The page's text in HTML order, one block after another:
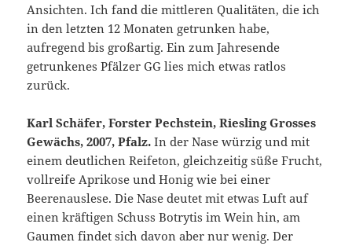
Ansichten. Ich fand die mittleren Qualitäten, die ich
in den letzten 12 Monaten getrunken habe,
aufregend bis großartig. Ein zum Jahresende
getrunkenes Pfälzer GG lies mich etwas ratlos
zurück.
Karl Schäfer, Forster Pechstein, Riesling Grosses
Gewächs, 2007, Pfalz. In der Nase würzig und mit
einem deutlichen Reifeton, gleichzeitig süße Frucht,
vollreife Aprikose und Honig wie bei einer
Beerenauslese. Die Nase deutet mit etwas Luft auf
einen kräftigen Schuss Botrytis im Wein hin, am
Gaumen findet sich davon aber nur wenig. Der